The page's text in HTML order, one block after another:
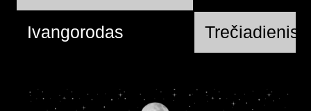
Ivangorodas Trečiadienis,